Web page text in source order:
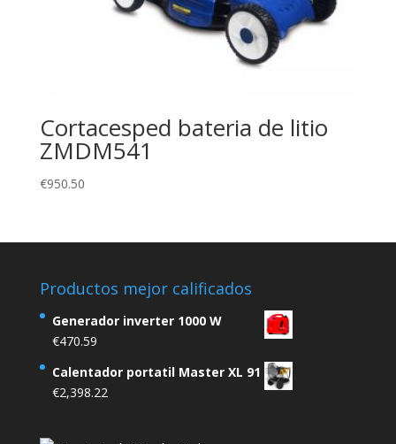
Cortacesped bateria de litio
ZMDM541
€950.50
Productos mejor calificados
Generador inverter 1000 W
€470.59
Calentador portatil Master XL 91
€2,398.22